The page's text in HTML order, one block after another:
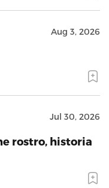
Aug 3, 2026
Jul 30, 2026
rostro, historia